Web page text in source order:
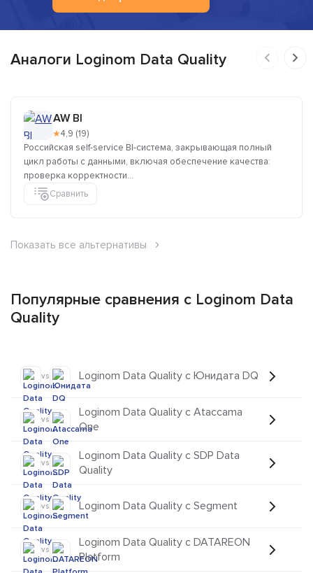
Аналоги Loginom Data Quality
AW BI
★4,9 (19)
Российская self-service BI-система, закрывающая полный
цикл работы с данными, включая обеспечение качества:
проверка корректности...
Сравнить
Показать все альтернативы
Популярные сравнения с Loginom Data
Quality
vs Loginom Data Quality с Юнидата DQ
vs
Loginom Data Quality с Ataccama
One
vs
Loginom Data Quality с SDP Data
Quality
vs Loginom Data Quality с Segment
vs
Loginom Data Quality с DATAREON
Platform